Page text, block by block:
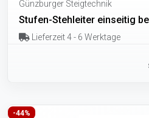
Günzburger Steigtechnik
Stufen-Stehleiter einseitig
Lieferzeit 4 - 6 Werktage
-44%